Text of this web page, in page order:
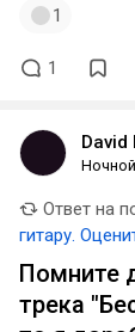
1
1
David
Ответ на
гитару.
выпускать на
Помните
трека